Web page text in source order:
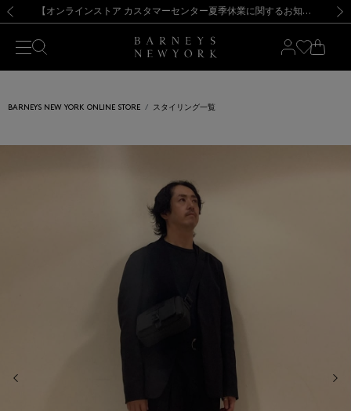
新規登録のお客様も対象！＜MY BARNEYS＞会員のお客様は11,000円（税込）以上のお買上げで常時送料無料！お買い物の際は会員登録を！
【夏季休業に伴う出荷一時停止のお知らせ】(2026.8.7) 【オンラインストア カスタマーセンター夏季休業に関するお知らせ】（2026.8.7）
【夏季休業に伴う返品・交換承り一時停止のお知らせ】（2026.8.5）
熊本県を中心とした地震の影響によるお荷物のお届けについて
【開催中】SUMMER SALEのご案内・ご注意事項 新規登録のお客様も対象！＜MY BARNEYS＞会員のお客様は11,000円（税込）以上のお買上げで常時送料無料！お買い物の際は会員登録を！
【夏季休業に伴う出荷一時停止のお知らせ】(2026.8.7)
BARNEYS NEW YORK ONLINE STORE スタイリング一覧